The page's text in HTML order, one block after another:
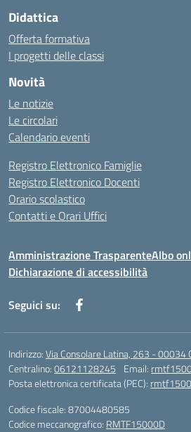
Didattica
Offerta formativa
I progetti delle classi
Novità
Le notizie
Le circolari
Calendario eventi
Registro Elettronico Famiglie
Registro Elettronico Docenti
Orario scolastico
Contatti e Orari Uffici
Amministrazione TrasparenteAlbo
Dichiarazione di accessibilità
Seguici su:
Indirizzo:Via Consolare Latina, 263 - 00034
Centralino:06121128245 Email:
Posta elettronica certificata (PEC):
Codice fiscale: 87004480585
Codice meccanografico: RMTF15000D